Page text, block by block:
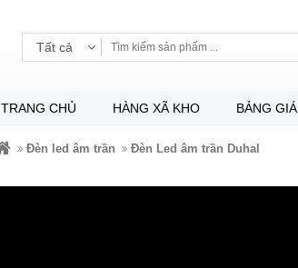
Tất cả
TRANG CHỦ HÀNG XÃ KHO BẢNG GIÁ
Đèn led âm trần Đèn Led âm trần Duhal